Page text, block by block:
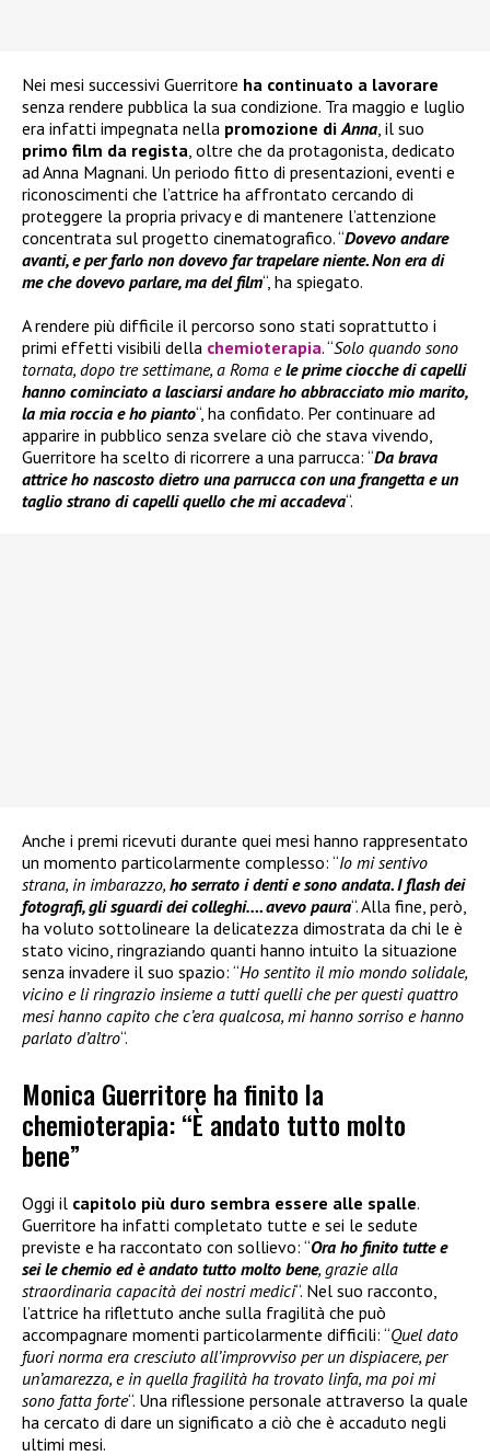
Nei mesi successivi Guerritore ha continuato a lavorare
senza rendere pubblica la sua condizione. Tra maggio e luglio
era infatti impegnata nella promozione diAnna, il suo
primo film da regista, oltre che da protagonista, dedicato
ad Anna Magnani. Un periodo fitto di presentazioni, eventi e
riconoscimenti che l’attrice ha affrontato cercando di
proteggere la propria privacy e di mantenere l’attenzione
concentrata sul progetto cinematografico. “Dovevo andare
avanti, e per farlo non dovevo far trapelare niente. Non era di
me che dovevo parlare, ma del film“, ha spiegato.
A rendere più difficile il percorso sono stati soprattutto i
primi effetti visibili della chemioterapia. “Solo quando sono
tornata, dopo tre settimane, a Roma ele prime ciocche di capelli
hanno cominciato a lasciarsi andare ho abbracciato mio marito,
la mia roccia e ho pianto“, ha confidato. Per continuare ad
apparire in pubblico senza svelare ciò che stava vivendo,
Guerritore ha scelto di ricorrere a una parrucca: “Da brava
attrice ho nascosto dietro una parrucca con una frangetta e un
taglio strano di capelli quello che mi accadeva“.
Anche i premi ricevuti durante quei mesi hanno rappresentato
un momento particolarmente complesso: “Io mi sentivo
strana, in imbarazzo, ho serrato i denti e sono andata. I flash dei
fotografi, gli sguardi dei colleghi…. avevo paura“. Alla fine, però,
ha voluto sottolineare la delicatezza dimostrata da chi le è
stato vicino, ringraziando quanti hanno intuito la situazione
senza invadere il suo spazio: “Ho sentito il mio mondo solidale,
vicino e li ringrazio insieme a tutti quelli che per questi quattro
mesi hanno capito che c’era qualcosa, mi hanno sorriso e hanno
parlato d’altro“.
Monica Guerritore ha finito la
chemioterapia: “È andato tutto molto
bene”
Oggi il capitolo più duro sembra essere alle spalle.
Guerritore ha infatti completato tutte e sei le sedute
previste e ha raccontato con sollievo: “Ora ho finito tutte e
sei le chemio ed è andato tutto molto bene, grazie alla
straordinaria capacità dei nostri medici“. Nel suo racconto,
l’attrice ha riflettuto anche sulla fragilità che può
accompagnare momenti particolarmente difficili: “Quel dato
fuori norma era cresciuto all’improvviso per un dispiacere, per
un’amarezza, e in quella fragilità ha trovato linfa, ma poi mi
sono fatta forte“. Una riflessione personale attraverso la quale
ha cercato di dare un significato a ciò che è accaduto negli
ultimi mesi.